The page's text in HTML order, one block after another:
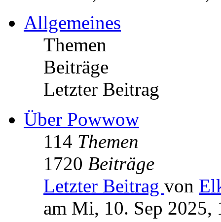
Allgemeines
Themen
Beiträge
Letzter Beitrag
Über Powwow
114 Themen
1720 Beiträge
Letzter Beitrag von
am Mi, 10. Sep 2025,